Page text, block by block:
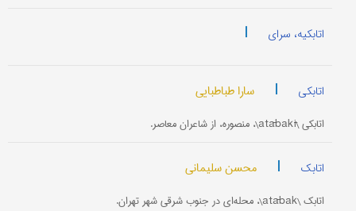
اتابکیه، سرای |
اتابکی | سارا طباطبایی
اتابکی \atābakī\، منصوره، از شاعران معاصر.
اتابک | محسن سلیمانی
اتابک \atābak\، محله‌ای در جنوب شرقی شهر تهران.